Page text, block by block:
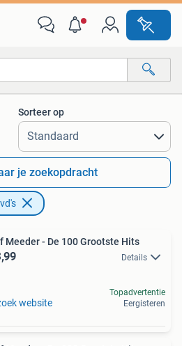
afstanden…
Sorteer op
je zoekopdracht
Meeder - De 100 Grootste Hits
Details
website
Topadvertentie
Eergisteren